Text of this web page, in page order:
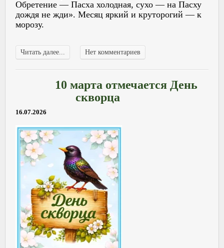
Обретение — Пасха холодная, сухо — на Пасху
дождя не жди». Месяц яркий и круторогий — к
морозу.
Читать далее... Нет комментариев
10 марта отмечается День
скворца
16.07.2026